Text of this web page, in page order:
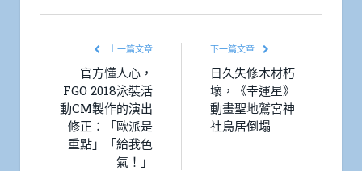
上一篇文章
官方懂人心，
FGO 2018泳裝活
動CM製作的演出
修正：「歐派是
重點」「給我色
氣！」
下一篇文章
日久失修木材朽
壞，《幸運星》
動畫聖地鷲宮神
社鳥居倒塌